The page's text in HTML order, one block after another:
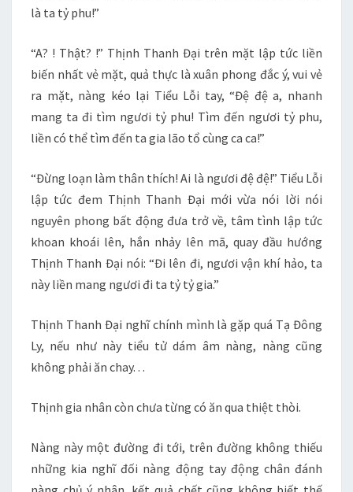
là ta tỷ phu!”
“A? ! Thật? !” Thịnh Thanh Đại trên mặt lập tức liền
biến nhất vẻ mặt, quả thực là xuân phong đắc ý, vui vẻ
ra mặt, nàng kéo lại Tiểu Lỗi tay, “Đệ đệ a, nhanh
mang ta đi tìm ngươi tỷ phu! Tìm đến ngươi tỷ phu,
liền có thể tìm đến ta gia lão tổ cùng ca ca!”
“Đừng loạn làm thân thích! Ai là ngươi đệ đệ!” Tiểu Lỗi
lập tức đem Thịnh Thanh Đại mới vừa nói lời nói
nguyên phong bất động đưa trở về, tâm tình lập tức
khoan khoái lên, hắn nhảy lên mã, quay đầu hướng
Thịnh Thanh Đại nói: “Đi lên đi, ngươi vận khí hảo, ta
này liền mang ngươi đi ta tỷ tỷ gia.”
Thịnh Thanh Đại nghĩ chính mình là gặp quá Tạ Đông
Ly, nếu như này tiểu tử dám âm nàng, nàng cũng
không phải ăn chay. . .
Thịnh gia nhân còn chưa từng có ăn qua thiệt thòi.
Nàng này một đường đi tới, trên đường không thiếu
những kia nghĩ đối nàng động tay động chân đánh